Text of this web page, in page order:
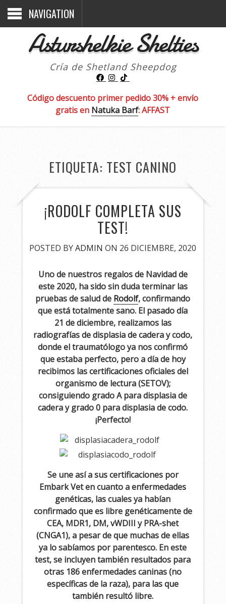
NAVIGATION
Asturshelkie Shelties
Cría de Shetland Sheepdog
Código descuento primer pedido 30% + envío
gratis en Natuka Barf: AFFAST
ETIQUETA: TEST CANINO
¡RODOLF COMPLETA SUS
TEST!
POSTED BYADMIN ON 26 DICIEMBRE, 2020
Uno de nuestros regalos de Navidad de
este 2020, ha sido sin duda terminar las
pruebas de salud de Rodolf, confirmando
que está totalmente sano. El pasado día
21 de diciembre, realizamos las
radiografías de displasia de cadera y codo,
donde el traumatólogo ya nos confirmó
que estaba perfecto, pero a día de hoy
recibimos las certificaciones oficiales del
organismo de lectura (SETOV);
consiguiendo grado A para displasia de
cadera y grado 0 para displasia de codo.
¡Perfecto!
Se une así a sus certificaciones por
Embark Vet en cuanto a enfermedades
genéticas, las cuales ya habían
confirmado que es libre genéticamente de
CEA, MDR1, DM, vWDIII y PRA-shet
(CNGA1), a pesar de que muchas de ellas
ya lo sabíamos por parentesco. En este
test, se incluyen también resultados para
otras 186 enfermedades caninas (no
específicas de la raza), para las que
también resultó libre.